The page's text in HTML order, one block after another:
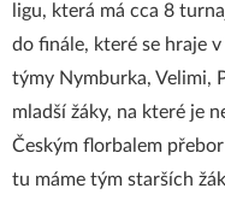
ligu, která má cca 8
do finále, které se hraje
týmy Nymburka, Velimi,
mladší žáky, na které je
Českým florbalem
tu máme tým starších